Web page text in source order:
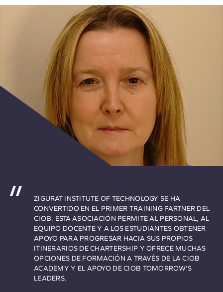
ZIGURAT INSTITUTE OF TECHNOLOGY SE HA
CONVERTIDO EN EL PRIMER TRAINING PARTNER DEL
CIOB. ESTA ASOCIACIÓN PERMITE AL PERSONAL, AL
EQUIPO DOCENTE Y A LOS ESTUDIANTES OBTENER
APOYO PARA PROGRESAR HACIA SUS PROPIOS
ITINERARIOS DE CHARTERSHIP Y OFRECE MUCHAS
OPCIONES DE FORMACIÓN A TRAVÉS DE LA CIOB
ACADEMY Y EL APOYO DE CIOB TOMORROW'S
LEADERS.